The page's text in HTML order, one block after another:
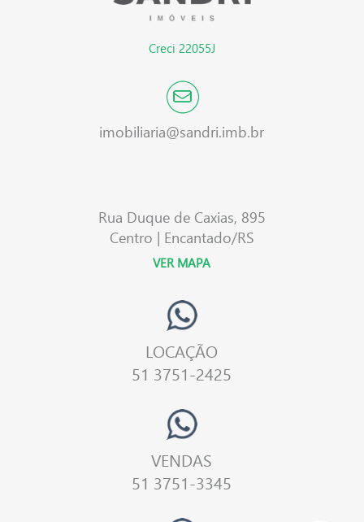
Creci 22055J
imobiliaria@sandri.imb.br
Rua Duque de Caxias, 895
Centro | Encantado/RS
VER MAPA
LOCAÇÃO
51 3751-2425
VENDAS
51 3751-3345